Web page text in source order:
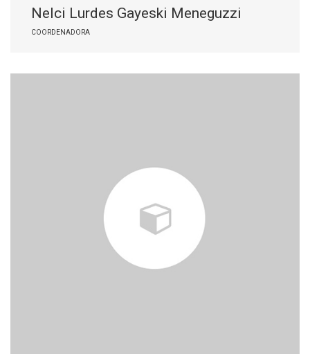
Nelci Lurdes Gayeski Meneguzzi
COORDENADORA